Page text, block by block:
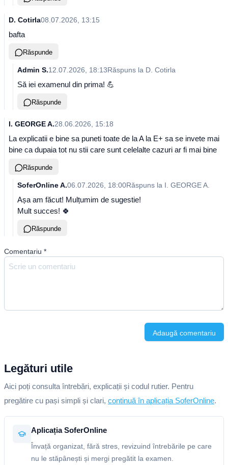
D. Cotirla08.07.2026, 13:15
bafta
Răspunde
Admin S.12.07.2026, 18:13Răspuns la D. Cotirla
Să iei examenul din prima! 💪
Răspunde
I. GEORGE A.28.06.2026, 15:18
La explicatii e bine sa puneti toate de la A la E+ sa se invete mai
bine ca dupaia tot nu stii care sunt celelalte cazuri ar fi mai bine
Răspunde
SoferOnline A.06.07.2026, 18:00Răspuns la I. GEORGE A.
Așa am făcut! Mulțumim de sugestie!
Mult succes! 🍀
Răspunde
Comentariu *
Adaugă comentariu
Legături utile
Aici poți consulta întrebări, explicații și codul rutier. Pentru
pregătire cu pași simpli și clari, continuă în aplicația SoferOnline.
Aplicația SoferOnline
Învață organizat, fără stres, revizuind întrebările pe care
nu le stăpânești și mergi pregătit la examen.